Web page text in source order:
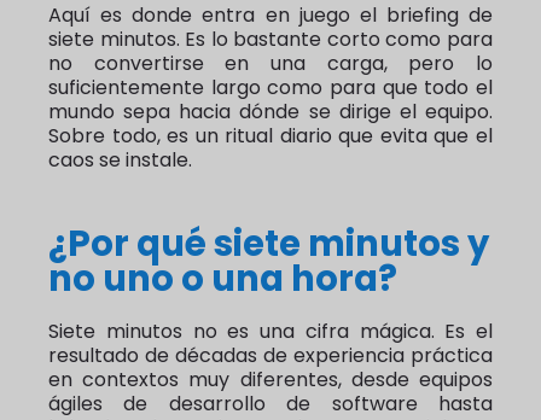
Aquí es donde entra en juego el briefing de
siete minutos. Es lo bastante corto como para
no convertirse en una carga, pero lo
suficientemente largo como para que todo el
mundo sepa hacia dónde se dirige el equipo.
Sobre todo, es un ritual diario que evita que el
caos se instale.
¿Por qué siete minutos y
no uno o una hora?
Siete minutos no es una cifra mágica. Es el
resultado de décadas de experiencia práctica
en contextos muy diferentes, desde equipos
ágiles de desarrollo de software hasta